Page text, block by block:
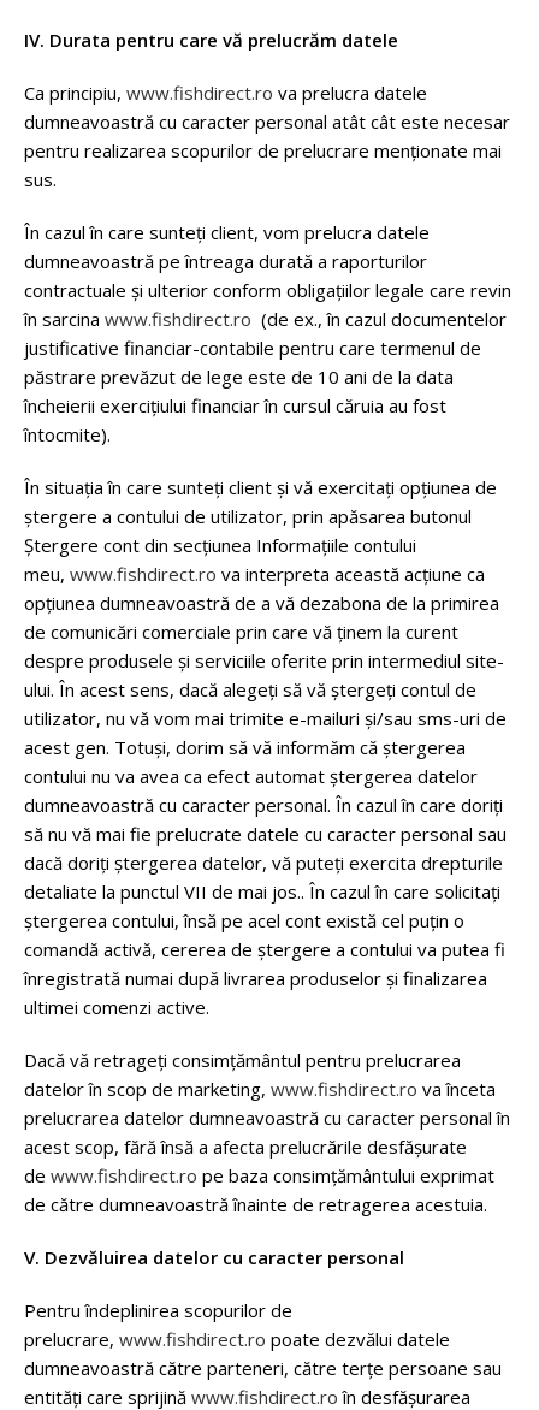
IV. Durata pentru care vă prelucrăm datele
Ca principiu, www.fishdirect.ro va prelucra datele
dumneavoastră cu caracter personal atât cât este necesar
pentru realizarea scopurilor de prelucrare menționate mai
sus.
În cazul în care sunteți client, vom prelucra datele
dumneavoastră pe întreaga durată a raporturilor
contractuale și ulterior conform obligaţiilor legale care revin
în sarcina www.fishdirect.ro (de ex., în cazul documentelor
justificative financiar-contabile pentru care termenul de
păstrare prevăzut de lege este de 10 ani de la data
încheierii exerciţiului financiar în cursul căruia au fost
întocmite).
În situaţia în care sunteți client și vă exercitați opțiunea de
ştergere a contului de utilizator, prin apăsarea butonul
Ștergere cont din secțiunea Informațiile contului
meu, www.fishdirect.ro va interpreta această acțiune ca
opțiunea dumneavoastră de a vă dezabona de la primirea
de comunicări comerciale prin care vă ținem la curent
despre produsele și serviciile oferite prin intermediul site-
ului. În acest sens, dacă alegeți să vă ștergeți contul de
utilizator, nu vă vom mai trimite e-mailuri și/sau sms-uri de
acest gen. Totuși, dorim să vă informăm că ștergerea
contului nu va avea ca efect automat ștergerea datelor
dumneavoastră cu caracter personal. În cazul în care doriți
să nu vă mai fie prelucrate datele cu caracter personal sau
dacă doriți ștergerea datelor, vă puteți exercita drepturile
detaliate la punctul VII de mai jos.. În cazul în care solicitați
ştergerea contului, însă pe acel cont există cel puţin o
comandă activă, cererea de ştergere a contului va putea fi
înregistrată numai după livrarea produselor şi finalizarea
ultimei comenzi active.
Dacă vă retrageți consimțământul pentru prelucrarea
datelor în scop de marketing, www.fishdirect.ro va înceta
prelucrarea datelor dumneavoastră cu caracter personal în
acest scop, fără însă a afecta prelucrările desfășurate
de www.fishdirect.ro pe baza consimțământului exprimat
de către dumneavoastră înainte de retragerea acestuia.
V. Dezvăluirea datelor cu caracter personal
Pentru îndeplinirea scopurilor de
prelucrare, www.fishdirect.ro poate dezvălui datele
dumneavoastră către parteneri, către terțe persoane sau
entități care sprijină www.fishdirect.ro în desfășurarea